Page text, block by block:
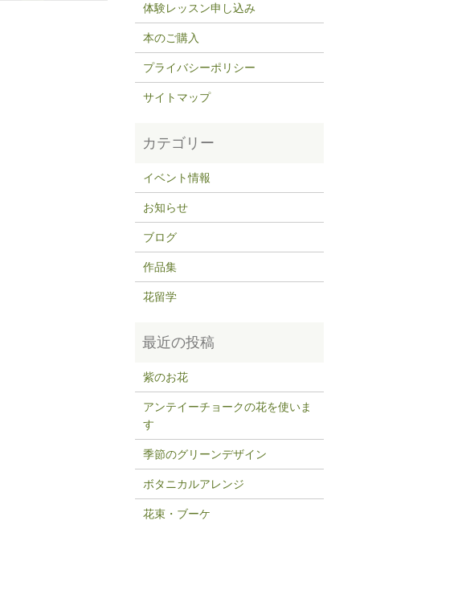
体験レッスン申し込み
本のご購入
プライバシーポリシー
サイトマップ
イベント情報
お知らせ
ブログ
作品集
花留学
紫のお花
アンテイーチョークの花を使いま
す
季節のグリーンデザイン
ボタニカルアレンジ
花束・ブーケ